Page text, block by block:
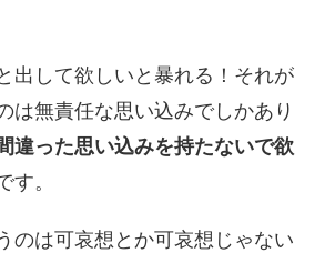
出して欲しいと暴れる！それが
は無責任な思い込みでしかあり
違った思い込みを持たないで欲
す。
のは可哀想とか可哀想じゃない